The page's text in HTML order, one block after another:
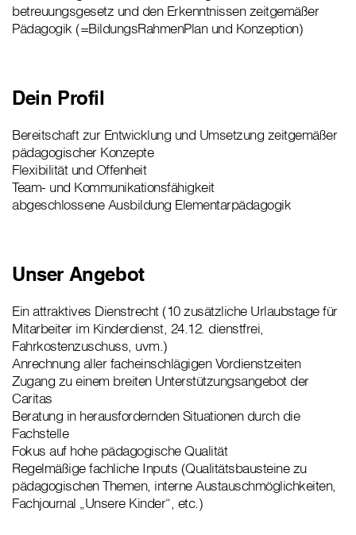
betreuungsgesetz und den Erkenntnissen zeitgemäßer
Pädagogik (=BildungsRahmenPlan und Konzeption)
Dein Profil
Bereitschaft zur Entwicklung und Umsetzung zeitgemäßer
pädagogischer Konzepte
Flexibilität und Offenheit
Team- und Kommunikationsfähigkeit
abgeschlossene Ausbildung Elementarpädagogik
Unser Angebot
Ein attraktives Dienstrecht (10 zusätzliche Urlaubstage für
Mitarbeiter im Kinderdienst, 24.12. dienstfrei,
Fahrkostenzuschuss, uvm.)
Anrechnung aller facheinschlägigen Vordienstzeiten
Zugang zu einem breiten Unterstützungsangebot der
Caritas
Beratung in herausfordernden Situationen durch die
Fachstelle
Fokus auf hohe pädagogische Qualität
Regelmäßige fachliche Inputs (Qualitätsbausteine zu
pädagogischen Themen, interne Austauschmöglichkeiten,
Fachjournal „Unsere Kinder“, etc.)